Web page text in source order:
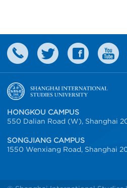
HONGKOU CAMPUS
550 Dalian Road (W), Shanghai
SONGJIANG CAMPUS
1550 Wenxiang Road, Shanghai